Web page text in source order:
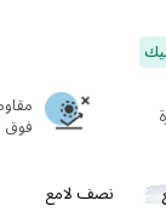
فوق
نصف لامع